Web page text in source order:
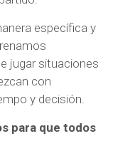
específica y
jugar situaciones
con
y decisión.
para que todos